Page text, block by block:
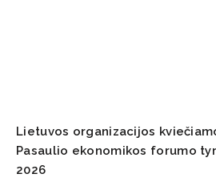
Lietuvos organizacijos
Pasaulio ekonomikos forumo
2026